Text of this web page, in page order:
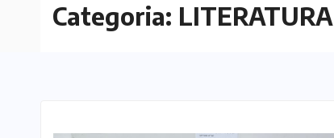
Categoria: LITERATURA